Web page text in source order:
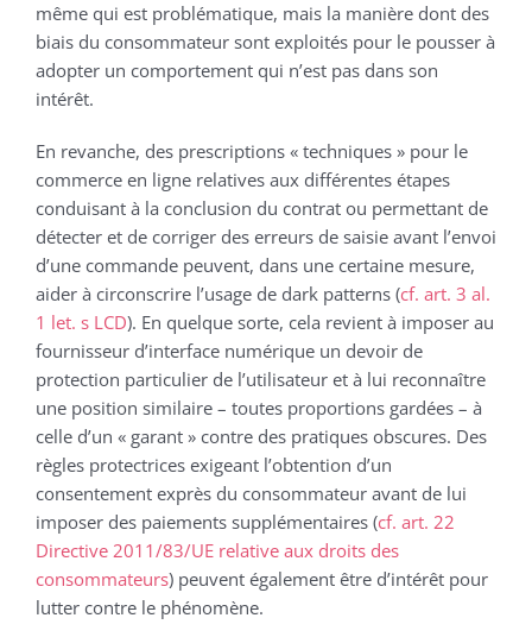
même qui est problématique, mais la manière dont des
biais du consommateur sont exploités pour le pousser à
adopter un comportement qui n’est pas dans son
intérêt.
En revanche, des prescriptions « techniques » pour le
commerce en ligne relatives aux différentes étapes
conduisant à la conclusion du contrat ou permettant de
détecter et de corriger des erreurs de saisie avant l’envoi
d’une commande peuvent, dans une certaine mesure,
aider à circonscrire l’usage de dark patterns (cf. art. 3 al.
1 let. s LCD). En quelque sorte, cela revient à imposer au
fournisseur d’interface numérique un devoir de
protection particulier de l’utilisateur et à lui reconnaître
une position similaire – toutes proportions gardées – à
celle d’un « garant » contre des pratiques obscures. Des
règles protectrices exigeant l’obtention d’un
consentement exprès du consommateur avant de lui
imposer des paiements supplémentaires (cf. art. 22
Directive 2011/83/UE relative aux droits des
consommateurs) peuvent également être d’intérêt pour
lutter contre le phénomène.